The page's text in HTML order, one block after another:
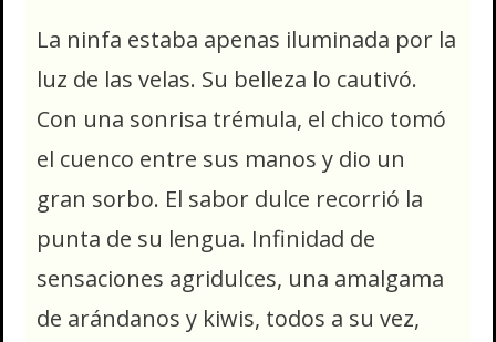
La ninfa estaba apenas iluminada por la
luz de las velas. Su belleza lo cautivó.
Con una sonrisa trémula, el chico tomó
el cuenco entre sus manos y dio un
gran sorbo. El sabor dulce recorrió la
punta de su lengua. Infinidad de
sensaciones agridulces, una amalgama
de arándanos y kiwis, todos a su vez,